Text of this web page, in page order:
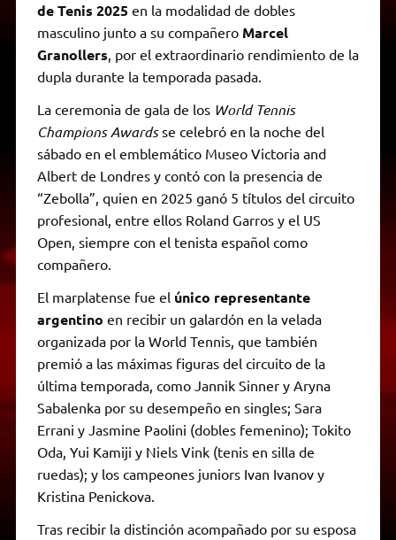
de Tenis 2025 en la modalidad de dobles
masculino junto a su compañero Marcel
Granollers, por el extraordinario rendimiento de la
dupla durante la temporada pasada.
La ceremonia de gala de los World Tennis
Champions Awardsse celebró en la noche del
sábado en el emblemático Museo Victoria and
Albert de Londres y contó con la presencia de
“Zebolla”, quien en 2025 ganó 5 títulos del circuito
profesional, entre ellos Roland Garros y el US
Open, siempre con el tenista español como
compañero.
El marplatense fue el único representante
argentino en recibir un galardón en la velada
organizada por la World Tennis, que también
premió a las máximas figuras del circuito de la
última temporada, como Jannik Sinner y Aryna
Sabalenka por su desempeño en singles; Sara
Errani y Jasmine Paolini (dobles femenino); Tokito
Oda, Yui Kamiji y Niels Vink (tenis en silla de
ruedas); y los campeones juniors Ivan Ivanov y
Kristina Penickova.
Tras recibir la distinción acompañado por su esposa